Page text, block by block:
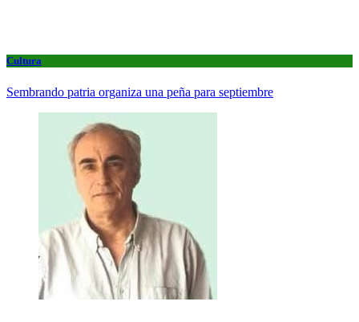
Cultura
Sembrando patria organiza una peña para septiembre